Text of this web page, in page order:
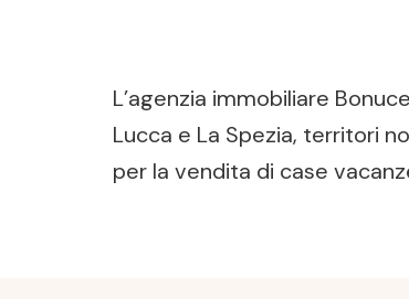
L’agenzia immobiliare
Lucca e La Spezia, territori
per la vendita di case